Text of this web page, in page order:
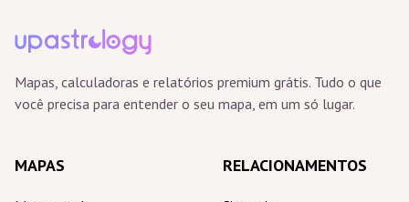
Mapas, calculadoras e relatórios premium grátis. Tudo o que
você precisa para entender o seu mapa, em um só lugar.
MAPAS RELACIONAMENTOS